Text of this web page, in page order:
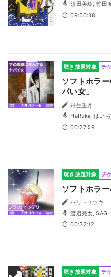
須田美玲, 竹田海渡, 森本太登, 茜さくら, 稲岡晃大, 岡本
綾香, 竹内大生, 長
岡佑介09:50:38
聴き放題対象 チ
ソフトホラ
バい女」
丹生壬月
HaRuka, はいぢ
00:27:59
聴き放題対象 チ
ソフトホラ
ハリトユツキ
渡邉亮太,
00:32:12
聴き放題対象 チ